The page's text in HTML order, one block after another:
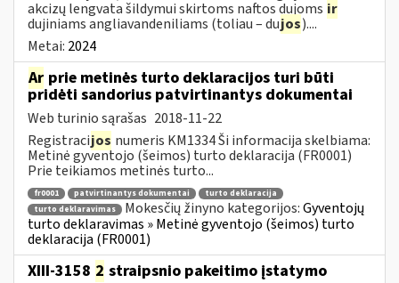
akcizų lengvata šildymui skirtoms naftos dujoms ir
dujiniams angliavandeniliams (toliau – dujos)....
Metai: 2024
Ar prie metinės turto deklaracijos turi būti
pridėti sandorius patvirtinantys dokumentai
Web turinio sąrašas 2018-11-22
Registracijos numeris KM1334 Ši informacija skelbiama:
Metinė gyventojo (šeimos) turto deklaracija (FR0001)
Prie teikiamos metinės turto...
fr0001 patvirtinantys dokumentai
turto deklaracija
turto deklaravimas
Mokesčių žinyno kategorijos:Gyventojų
turto deklaravimas » Metinė gyventojo (šeimos) turto
deklaracija (FR0001)
XIII-3158 2 straipsnio pakeitimo įstatymo